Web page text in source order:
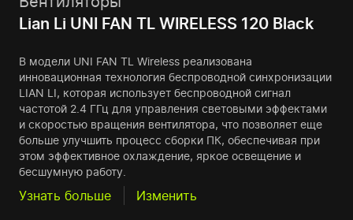
Lian Li UNI FAN TL WIRELESS 120 Black
В модели UNI FAN TL Wireless реализована
инновационная технология беспроводной синхронизации
LIAN LI, которая использует беспроводной сигнал
частотой 2.4 ГГц для управления световыми эффектами
и скоростью вращения вентилятора, что позволяет еще
больше улучшить процесс сборки ПК, обеспечивая при
этом эффективное охлаждение, яркое освещение и
бесшумную работу.
Узнать больше Изменить